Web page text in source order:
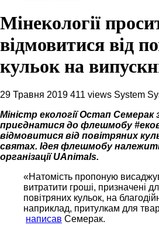
Мінекології
відмовитися від
кульок на
29 Травня 2019 411 views System
Міністр екології Остап Семерак
приєднатися до флешмобу
відмовитися від повітряних
святах. Ідея флешмобу
організації UAnimals.
«Натомість пропоную
витратити гроші, призначені
повітряних кульок, на
наприклад, притулкам для
написав Семерак.